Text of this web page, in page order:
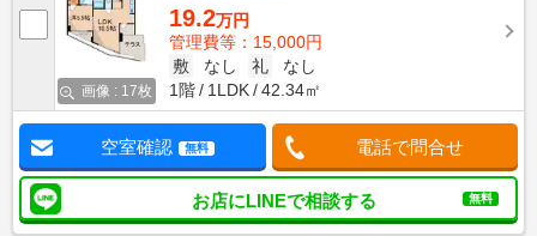
画像 : 17枚
19.2万円
管理費等：15,000円
敷
なし 礼
なし
1階
1LDK 42.34㎡
空室確認 無料 電話で問合せ
お店にLINEで相談する 無料